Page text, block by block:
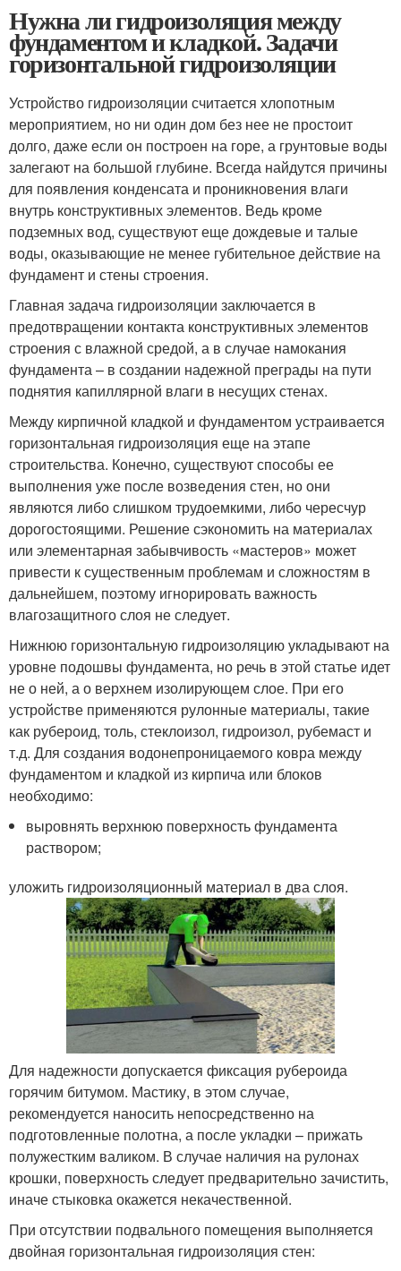
Нужна ли гидроизоляция между
фундаментом и кладкой. Задачи
горизонтальной гидроизоляции
Устройство гидроизоляции считается хлопотным
мероприятием, но ни один дом без нее не простоит
долго, даже если он построен на горе, а грунтовые воды
залегают на большой глубине. Всегда найдутся причины
для появления конденсата и проникновения влаги
внутрь конструктивных элементов. Ведь кроме
подземных вод, существуют еще дождевые и талые
воды, оказывающие не менее губительное действие на
фундамент и стены строения.
Главная задача гидроизоляции заключается в
предотвращении контакта конструктивных элементов
строения с влажной средой, а в случае намокания
фундамента – в создании надежной преграды на пути
поднятия капиллярной влаги в несущих стенах.
Между кирпичной кладкой и фундаментом устраивается
горизонтальная гидроизоляция еще на этапе
строительства. Конечно, существуют способы ее
выполнения уже после возведения стен, но они
являются либо слишком трудоемкими, либо чересчур
дорогостоящими. Решение сэкономить на материалах
или элементарная забывчивость «мастеров» может
привести к существенным проблемам и сложностям в
дальнейшем, поэтому игнорировать важность
влагозащитного слоя не следует.
Нижнюю горизонтальную гидроизоляцию укладывают на
уровне подошвы фундамента, но речь в этой статье идет
не о ней, а о верхнем изолирующем слое. При его
устройстве применяются рулонные материалы, такие
как рубероид, толь, стеклоизол, гидроизол, рубемаст и
т.д. Для создания водонепроницаемого ковра между
фундаментом и кладкой из кирпича или блоков
необходимо:
выровнять верхнюю поверхность фундамента
раствором;
уложить гидроизоляционный материал в два слоя.
Для надежности допускается фиксация рубероида
горячим битумом. Мастику, в этом случае,
рекомендуется наносить непосредственно на
подготовленные полотна, а после укладки – прижать
полужестким валиком. В случае наличия на рулонах
крошки, поверхность следует предварительно зачистить,
иначе стыковка окажется некачественной.
При отсутствии подвального помещения выполняется
двойная горизонтальная гидроизоляция стен: